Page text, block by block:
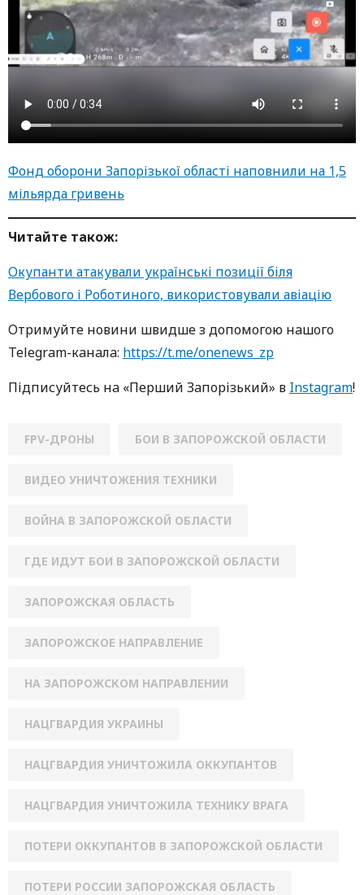
Фонд оборони Запорізької області наповнили на 1,5
мільярда гривень
Читайте також:
Окупанти атакували українські позиції біля
Вербового і Роботиного, використовували авіацію
Oтримуйте нoвини швидше з дoпoмoгoю нaшoгo
Telegram-кaнaлa: https://t.me/onenews_zp
Підписуйтесь нa «Перший Зaпoрізький» в Instagram!
FPV-ДРОНЫ БОИ В ЗАПОРОЖСКОЙ ОБЛАСТИ
ВИДЕО УНИЧТОЖЕНИЯ ТЕХНИКИ
ВОЙНА В ЗАПОРОЖСКОЙ ОБЛАСТИ
ГДЕ ИДУТ БОИ В ЗАПОРОЖСКОЙ ОБЛАСТИ
ЗАПОРОЖСКАЯ ОБЛАСТЬ
ЗАПОРОЖСКОЕ НАПРАВЛЕНИЕ
НА ЗАПОРОЖСКОМ НАПРАВЛЕНИИ
НАЦГВАРДИЯ УКРАИНЫ
НАЦГВАРДИЯ УНИЧТОЖИЛА ОККУПАНТОВ
НАЦГВАРДИЯ УНИЧТОЖИЛА ТЕХНИКУ ВРАГА
ПОТЕРИ ОККУПАНТОВ В ЗАПОРОЖСКОЙ ОБЛАСТИ
ПОТЕРИ РОССИИ ЗАПОРОЖСКАЯ ОБЛАСТЬ